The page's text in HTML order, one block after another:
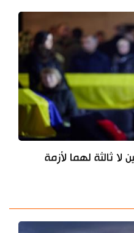
ثالثة لهما لأزمة